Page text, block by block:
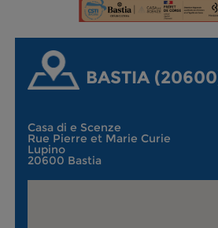
BASTIA
Casa di e Scenze
Rue Pierre et Marie Curie
Lupino
20600 Bastia